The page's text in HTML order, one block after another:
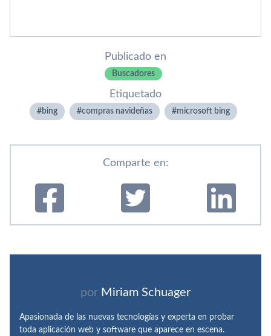
Publicado en
Buscadores
Etiquetado
bing compras navideñas microsoft bing
Comparte en:
por Miriam Schuager
Apasionada de las nuevas tecnologías y experta en probar
toda aplicación web y software que aparece en escena.